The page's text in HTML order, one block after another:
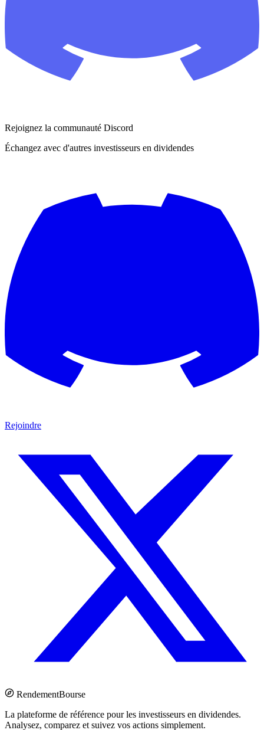
Rejoignez la communauté Discord
Échangez avec d'autres investisseurs en dividendes
Rejoindre
RendementBourse
La plateforme de référence pour les investisseurs en dividendes.
Analysez, comparez et suivez vos actions simplement.